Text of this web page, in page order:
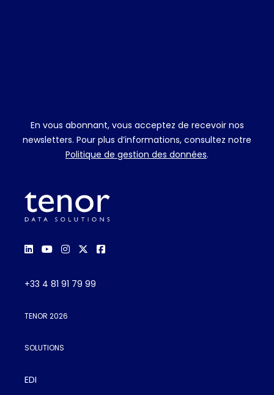
En vous abonnant, vous acceptez de recevoir nos
newsletters. Pour plus d’informations, consultez notre
Politique de gestion des données.
+33 4 81 91 79 99
TENOR 2026
SOLUTIONS
EDI